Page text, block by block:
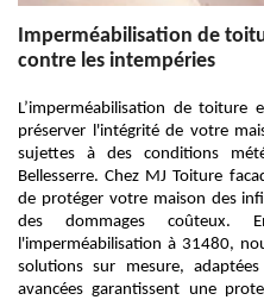
Imperméabilisation de
contre les intempéries
L’imperméabilisation de toiture
préserver l'intégrité de votre
sujettes à des conditions
Bellesserre. Chez MJ Toiture
de protéger votre maison des
des dommages coûteux.
l'imperméabilisation à 31480,
solutions sur mesure,
avancées garantissent une